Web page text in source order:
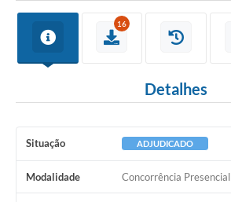
16
Detalhes
Situação ADJUDICADO
Modalidade Concorrência Presencial